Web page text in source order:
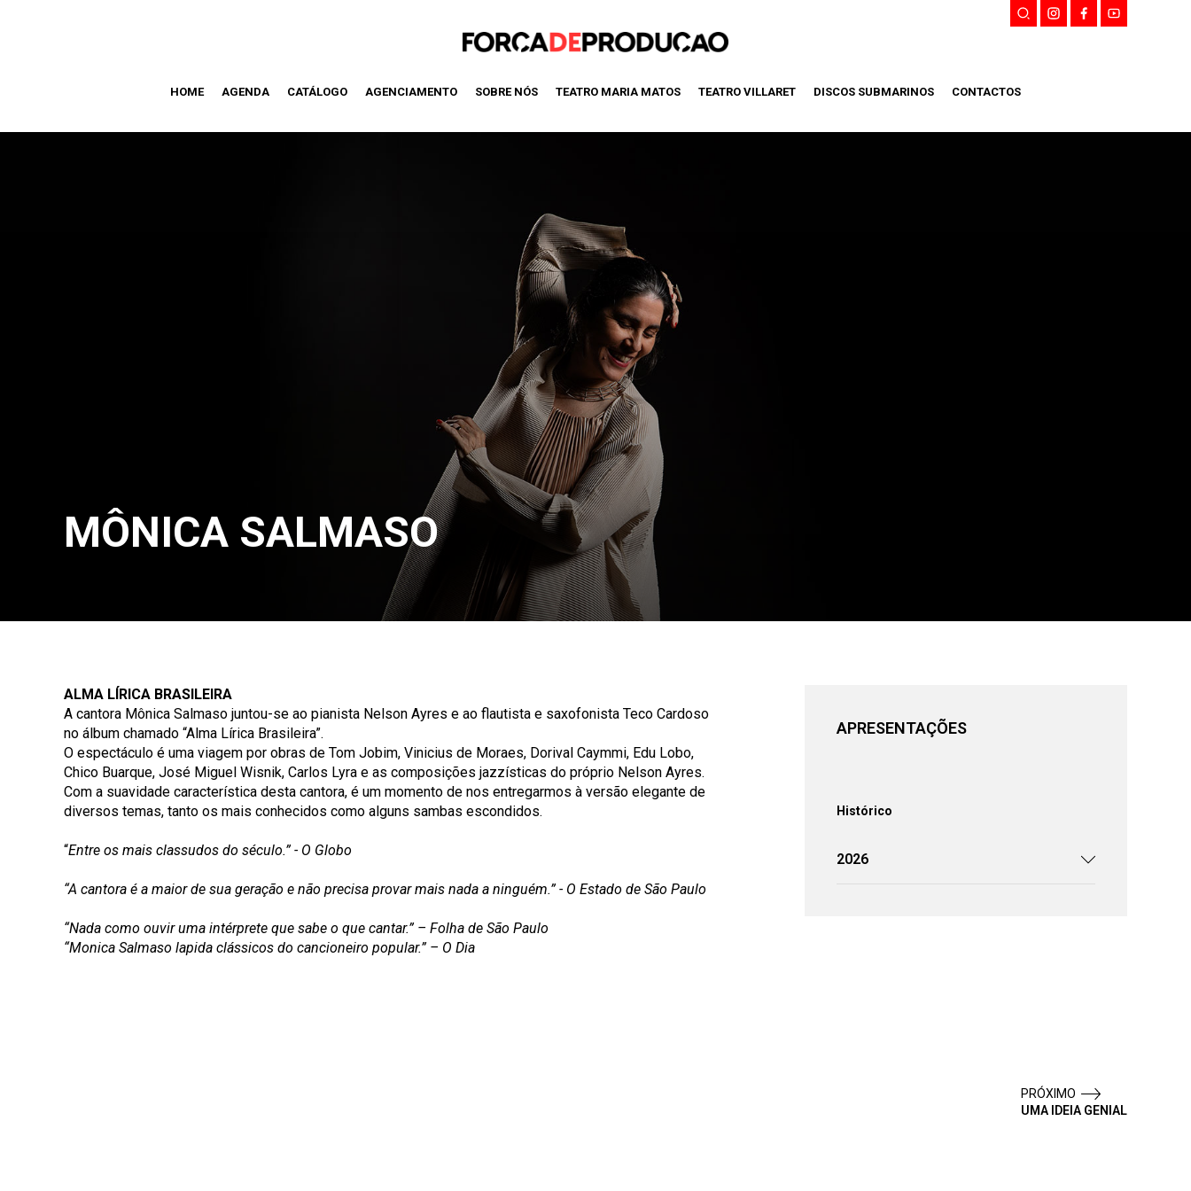
HOME AGENDA CATÁLOGO AGENCIAMENTO SOBRE NÓS TEATRO MARIA MATOS TEATRO VILLARET DISCOS SUBMARINOS CONTACTOS
MÔNICA SALMASO
ALMA LÍRICA BRASILEIRA
A cantora Mônica Salmaso juntou-se ao pianista Nelson Ayres e ao flautista e saxofonista Teco Cardoso
no álbum chamado “Alma Lírica Brasileira”.
O espectáculo é uma viagem por obras de Tom Jobim, Vinicius de Moraes, Dorival Caymmi, Edu Lobo,
Chico Buarque, José Miguel Wisnik, Carlos Lyra e as composições jazzísticas do próprio Nelson Ayres.
Com a suavidade característica desta cantora, é um momento de nos entregarmos à versão elegante de
diversos temas, tanto os mais conhecidos como alguns sambas escondidos.
“Entre os mais classudos do século.” - O Globo
“A cantora é a maior de sua geração e não precisa provar mais nada a ninguém.” - O Estado de São Paulo
“Nada como ouvir uma intérprete que sabe o que cantar.” – Folha de São Paulo
“Monica Salmaso lapida clássicos do cancioneiro popular.” – O Dia
APRESENTAÇÕES
Histórico
2026
PRÓXIMO
UMA IDEIA GENIAL